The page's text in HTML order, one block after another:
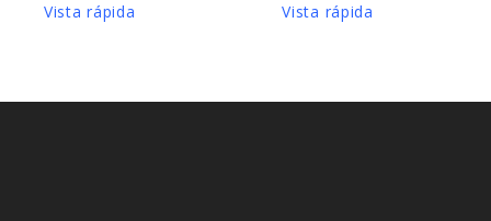
Vista rápida Vista rápida